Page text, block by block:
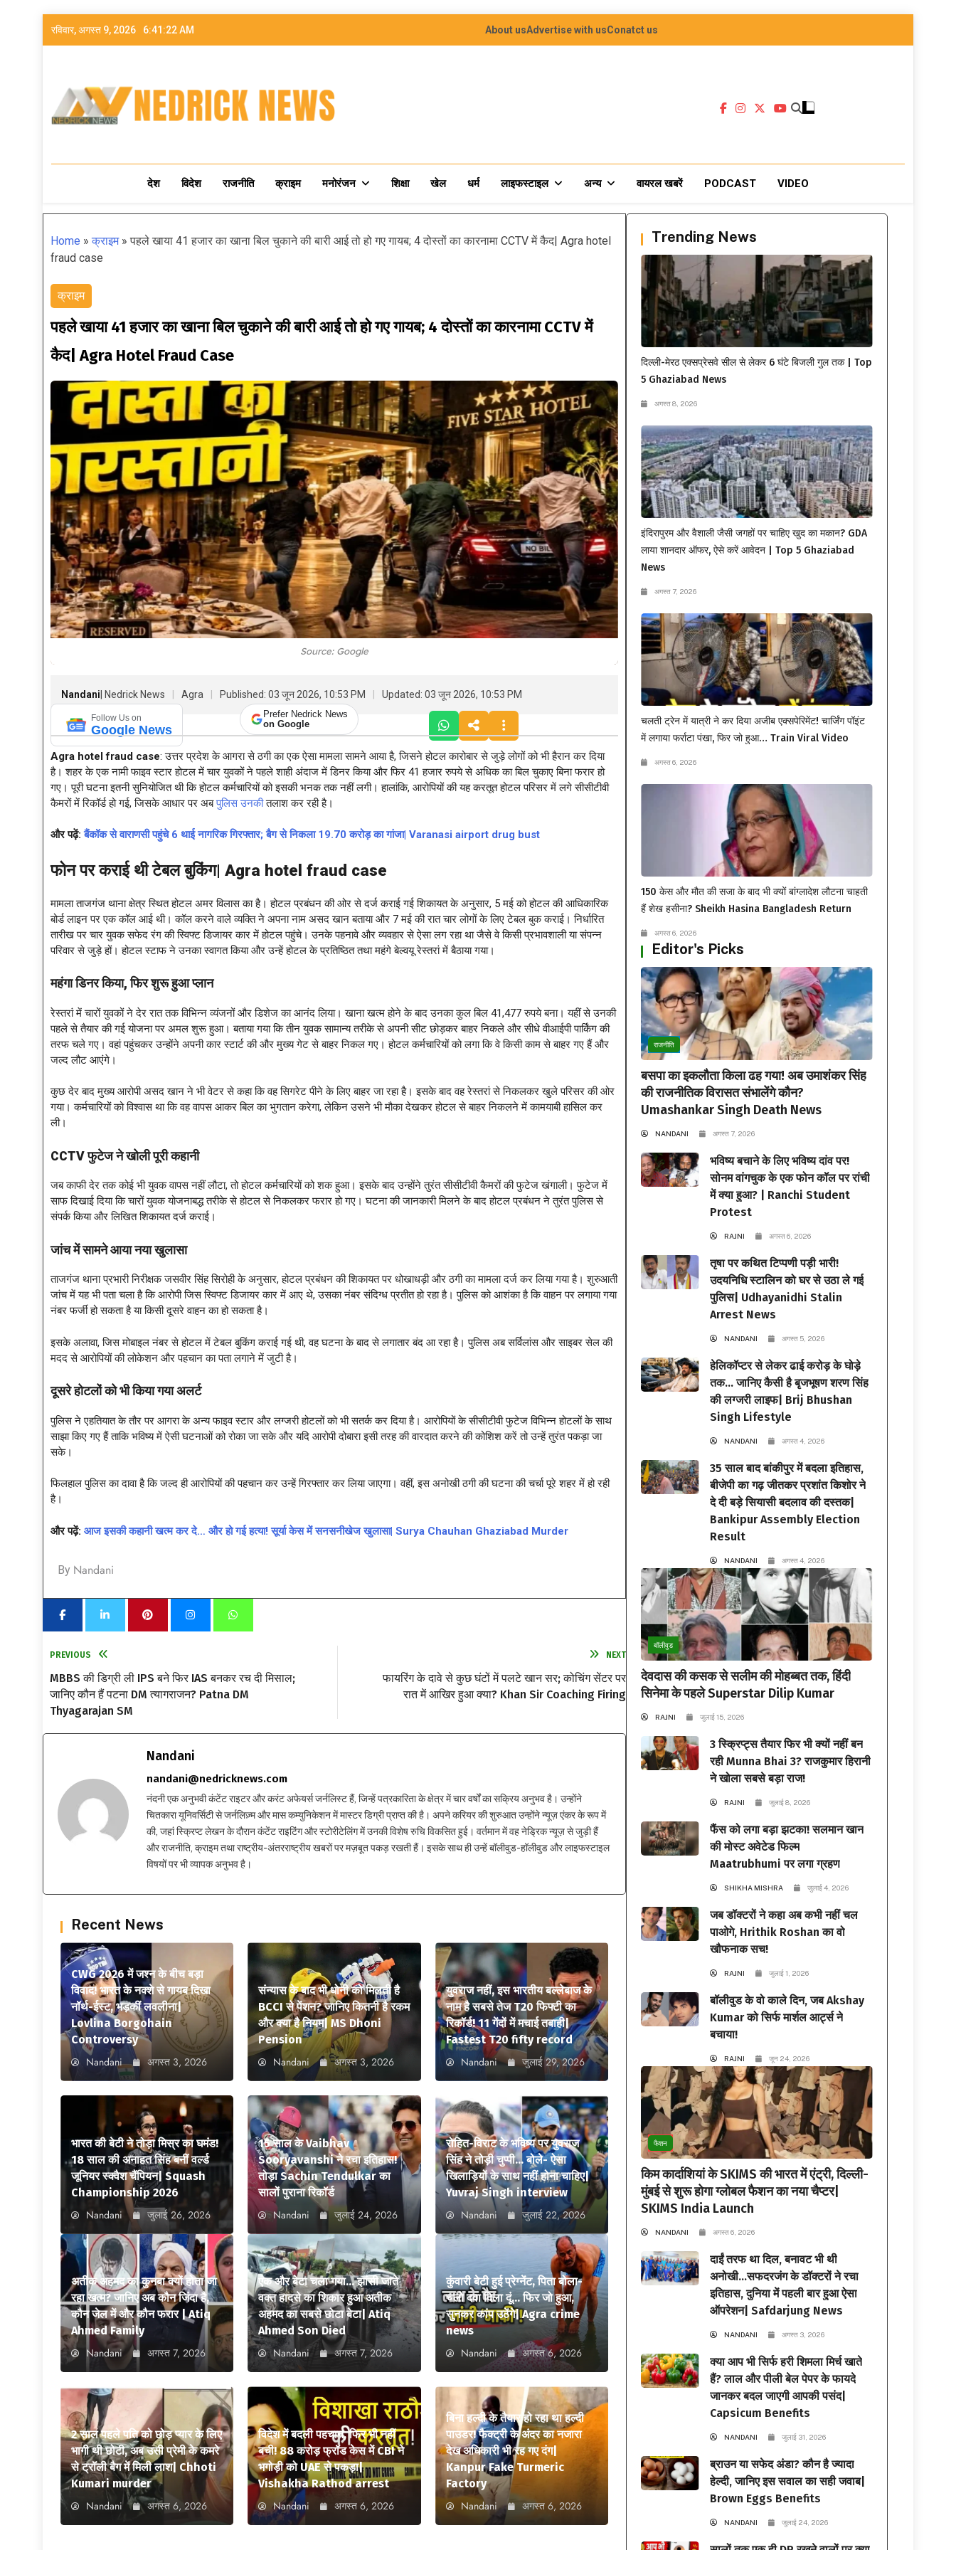
रविवार, अगस्त 9, 2026 6:41:23 AM About usAdvertise with usConatct us
NEDRICK NEWS
देश विदेश राजनीति क्राइम मनोरंजन शिक्षा खेल धर्म लाइफस्टाइल अन्य वायरल खबरें PODCAST VIDEO
Home »क्राइम»पहले खाया 41 हजार का खाना बिल चुकाने की बारी आई तो हो गए गायब; 4 दोस्तों का कारनामा CCTV में कैद| Agra hotel
fraud case
क्राइम
पहले खाया 41 हजार का खाना बिल चुकाने की बारी आई तो हो गए गायब; 4 दोस्तों का कारनामा CCTV में
कैद| Agra Hotel Fraud Case
Source: Google
Nandani | Nedrick News Agra Published: 03 जून 2026, 10:53 PM Updated: 03 जून 2026, 10:53 PM
Follow Us on
Google News
Prefer Nedrick News
on Google
Agra hotel fraud case: उत्तर प्रदेश के आगरा से ठगी का एक ऐसा मामला सामने आया है, जिसने होटल कारोबार से जुड़े लोगों को भी हैरान कर दिया
है। शहर के एक नामी फाइव स्टार होटल में चार युवकों ने पहले शाही अंदाज में डिनर किया और फिर 41 हजार रुपये से अधिक का बिल चुकाए बिना फरार हो
गए। पूरी घटना इतनी सुनियोजित थी कि होटल कर्मचारियों को इसकी भनक तक नहीं लगी। हालांकि, आरोपियों की यह करतूत होटल परिसर में लगे सीसीटीवी
कैमरों में रिकॉर्ड हो गई, जिसके आधार पर अबपुलिस उनकीतलाश कर रही है।
और पढ़ें:बैंकॉक से वाराणसी पहुंचे 6 थाई नागरिक गिरफ्तार; बैग से निकला 19.70 करोड़ का गांजा| Varanasi airport drug bust
फोन पर कराई थी टेबल बुकिंग| Agra hotel fraud case
मामला ताजगंज थाना क्षेत्र स्थित होटल अमर विलास का है। होटल प्रबंधन की ओर से दर्ज कराई गई शिकायत के अनुसार, 5 मई को होटल की आधिकारिक
बोर्ड लाइन पर एक कॉल आई थी। कॉल करने वाले व्यक्ति ने अपना नाम असद खान बताया और 7 मई की रात चार लोगों के लिए टेबल बुक कराई। निर्धारित
तारीख पर चार युवक सफेद रंग की स्विफ्ट डिजायर कार में होटल पहुंचे। उनके पहनावे और व्यवहार से ऐसा लग रहा था जैसे वे किसी प्रभावशाली या संपन्न
परिवार से जुड़े हों। होटल स्टाफ ने उनका स्वागत किया और उन्हें होटल के प्रतिष्ठित तथा महंगे बेल्वयू रेस्तरां में बैठाया गया।
महंगा डिनर किया, फिर शुरू हुआ प्लान
रेस्तरां में चारों युवकों ने देर रात तक विभिन्न व्यंजनों और डिशेज का आनंद लिया। खाना खत्म होने के बाद उनका कुल बिल 41,477 रुपये बना। यहीं से उनकी
पहले से तैयार की गई योजना पर अमल शुरू हुआ। बताया गया कि तीन युवक सामान्य तरीके से अपनी सीट छोड़कर बाहर निकले और सीधे वीआईपी पार्किंग की
तरफ चले गए। वहां पहुंचकर उन्होंने अपनी कार स्टार्ट की और मुख्य गेट से बाहर निकल गए। होटल कर्मचारियों को लगा कि वे किसी काम से बाहर गए हैं और
जल्द लौट आएंगे।
कुछ देर बाद मुख्य आरोपी असद खान ने भी वेटर से कहा कि वह सिगरेट पीने के लिए बाहर जा रहा है। इसके बाद वह रेस्तरां से निकलकर खुले परिसर की ओर
गया। कर्मचारियों को विश्वास था कि वह वापस आकर बिल का भुगतान करेगा, लेकिन उसने भी मौका देखकर होटल से बाहर निकलने में कामयाबी हासिल कर
ली।
CCTV फुटेज ने खोली पूरी कहानी
जब काफी देर तक कोई भी युवक वापस नहीं लौटा, तो होटल कर्मचारियों को शक हुआ। इसके बाद उन्होंने तुरंत सीसीटीवी कैमरों की फुटेज खंगाली। फुटेज में
साफ दिखाई दिया कि चारों युवक योजनाबद्ध तरीके से होटल से निकलकर फरार हो गए। घटना की जानकारी मिलने के बाद होटल प्रबंधन ने तुरंत पुलिस से
संपर्क किया और लिखित शिकायत दर्ज कराई।
जांच में सामने आया नया खुलासा
ताजगंज थाना प्रभारी निरीक्षक जसवीर सिंह सिरोही के अनुसार, होटल प्रबंधन की शिकायत पर धोखाधड़ी और ठगी का मामला दर्ज कर लिया गया है। शुरुआती
जांच में यह भी पता चला है कि आरोपी जिस स्विफ्ट डिजायर कार में आए थे, उसका नंबर संदिग्ध प्रतीत हो रहा है। पुलिस को आशंका है कि वाहन पर लगाया गया
नंबर फर्जी हो सकता है या किसी दूसरे वाहन का हो सकता है।
इसके अलावा, जिस मोबाइल नंबर से होटल में टेबल बुकिंग कराई गई थी, वह घटना के बाद से लगातार बंद आ रहा है। पुलिस अब सर्विलांस और साइबर सेल की
मदद से आरोपियों की लोकेशन और पहचान का पता लगाने में जुटी है।
दूसरे होटलों को भी किया गया अलर्ट
पुलिस ने एहतियात के तौर पर आगरा के अन्य फाइव स्टार और लग्जरी होटलों को भी सतर्क कर दिया है। आरोपियों के सीसीटीवी फुटेज विभिन्न होटलों के साथ
साझा किए गए हैं ताकि भविष्य में ऐसी घटनाओं को रोका जा सके और यदि आरोपी दोबारा इसी तरह की वारदात करने की कोशिश करें तो उन्हें तुरंत पकड़ा जा
सके।
फिलहाल पुलिस का दावा है कि जल्द ही आरोपियों की पहचान कर उन्हें गिरफ्तार कर लिया जाएगा। वहीं, इस अनोखी ठगी की घटना की चर्चा पूरे शहर में हो रही
है।
और पढ़ें: आज इसकी कहानी खत्म कर दे… और हो गई हत्या! सूर्या केस में सनसनीखेज खुलासा| Surya Chauhan Ghaziabad Murder
By Nandani
PREVIOUS
MBBS की डिग्री ली IPS बने फिर IAS बनकर रच दी मिसाल;
जानिए कौन हैं पटना DM त्यागराजन? Patna DM
Thyagarajan SM
NEXT
फायरिंग के दावे से कुछ घंटों में पलटे खान सर; कोचिंग सेंटर पर
रात में आखिर हुआ क्या? Khan Sir Coaching Firing
Nandani
nandani@nedricknews.com
नंदनी एक अनुभवी कंटेंट राइटर और करंट अफेयर्स जर्नलिस्ट हैं, जिन्हें पत्रकारिता के क्षेत्र में चार वर्षों का सक्रिय अनुभव है। उन्होंने
चितकारा यूनिवर्सिटी से जर्नलिज़्म और मास कम्युनिकेशन में मास्टर डिग्री प्राप्त की है। अपने करियर की शुरुआत उन्होंने न्यूज़ एंकर के रूप में
की, जहां स्क्रिप्ट लेखन के दौरान कंटेंट राइटिंग और स्टोरीटेलिंग में उनकी विशेष रुचि विकसित हुई। वर्तमान में वह नेड्रिक न्यूज़ से जुड़ी हैं
और राजनीति, क्राइम तथा राष्ट्रीय-अंतरराष्ट्रीय खबरों पर मज़बूत पकड़ रखती हैं। इसके साथ ही उन्हें बॉलीवुड-हॉलीवुड और लाइफस्टाइल
विषयों पर भी व्यापक अनुभव है।
Recent News
CWG 2026 में जश्न के बीच बड़ा
विवाद! भारत के नक्शे से गायब दिखा
नॉर्थ-ईस्ट, भड़कीं लवलीना|
Lovlina Borgohain
Controversy
Nandani अगस्त 3, 2026
संन्यास के बाद भी धोनी को मिलती है
BCCI से पेंशन? जानिए कितनी है रकम
और क्या है नियम| MS Dhoni
Pension
Nandani अगस्त 3, 2026
युवराज नहीं, इस भारतीय बल्लेबाज के
नाम है सबसे तेज T20 फिफ्टी का
रिकॉर्ड! 11 गेंदों में मचाई तबाही|
Fastest T20 fifty record
Nandani जुलाई 29, 2026
भारत की बेटी ने तोड़ा मिस्र का घमंड!
18 साल की अनाहत सिंह बनीं वर्ल्ड
जूनियर स्क्वैश चैंपियन| Squash
Championship 2026
Nandani जुलाई 26, 2026
15 साल के Vaibhav
Sooryavanshi ने रचा इतिहास!
तोड़ा Sachin Tendulkar का
सालों पुराना रिकॉर्ड
Nandani जुलाई 24, 2026
रोहित-विराट के भविष्य पर युवराज
सिंह ने तोड़ी चुप्पी… बोले- ऐसा
खिलाड़ियों के साथ नहीं होना चाहिए|
Yuvraj Singh interview
Nandani जुलाई 22, 2026
अतीक अहमद का कुनबा क्यों होता जा
रहा खत्म? जानिए अब कौन जिंदा है,
कौन जेल में और कौन फरार | Atiq
Ahmed Family
Nandani अगस्त 7, 2026
एक और बेटा चला गया… झांसी जाते
वक्त हादसे का शिकार हुआ अतीक
अहमद का सबसे छोटा बेटा| Atiq
Ahmed Son Died
Nandani अगस्त 7, 2026
कुंवारी बेटी हुई प्रेग्नेंट, पिता बोला-
चलो दवा दिला दूं… फिर जो हुआ,
सुनकर कांप उठेंगे| Agra crime
news
Nandani अगस्त 6, 2026
2 साल पहले पति को छोड़ प्यार के लिए
भागी थी छोटी, अब उसी प्रेमी के कमरे
से ट्रॉली बैग में मिली लाश| Chhoti
Kumari murder
Nandani अगस्त 6, 2026
विदेश में बदली पहचान, फिर भी नहीं
बची! 88 करोड़ फ्रॉड केस में CBI ने
भगोड़ी को UAE से पकड़ा|
Vishakha Rathod arrest
Nandani अगस्त 6, 2026
बिना हल्दी के तैयार हो रहा था हल्दी
पाउडर! फैक्ट्री के अंदर का नजारा
देख अधिकारी भी रह गए दंग|
Kanpur Fake Turmeric
Factory
Nandani अगस्त 6, 2026
Trending News
दिल्ली-मेरठ एक्सप्रेसवे सील से लेकर 6 घंटे बिजली गुल तक | Top
5 Ghaziabad News
अगस्त 8, 2026
इंदिरापुरम और वैशाली जैसी जगहों पर चाहिए खुद का मकान? GDA
लाया शानदार ऑफर, ऐसे करें आवेदन | Top 5 Ghaziabad
News
अगस्त 7, 2026
चलती ट्रेन में यात्री ने कर दिया अजीब एक्सपेरिमेंट! चार्जिंग पॉइंट
में लगाया फर्राटा पंखा, फिर जो हुआ… Train Viral Video
अगस्त 6, 2026
150 केस और मौत की सजा के बाद भी क्यों बांग्लादेश लौटना चाहती
हैं शेख हसीना? Sheikh Hasina Bangladesh Return
अगस्त 6, 2026
Editor's Picks
राजनीति
बसपा का इकलौता किला ढह गया! अब उमाशंकर सिंह
की राजनीतिक विरासत संभालेंगे कौन?
Umashankar Singh Death News
NANDANI अगस्त 7, 2026
भविष्य बचाने के लिए भविष्य दांव पर!
सोनम वांगचुक के एक फोन कॉल पर रांची
में क्या हुआ? | Ranchi Student
Protest
RAJNI अगस्त 6, 2026
तृषा पर कथित टिप्पणी पड़ी भारी!
उदयनिधि स्टालिन को घर से उठा ले गई
पुलिस| Udhayanidhi Stalin
Arrest News
NANDANI अगस्त 5, 2026
हेलिकॉप्टर से लेकर ढाई करोड़ के घोड़े
तक… जानिए कैसी है बृजभूषण शरण सिंह
की लग्जरी लाइफ| Brij Bhushan
Singh Lifestyle
NANDANI अगस्त 4, 2026
35 साल बाद बांकीपुर में बदला इतिहास,
बीजेपी का गढ़ जीतकर प्रशांत किशोर ने
दे दी बड़े सियासी बदलाव की दस्तक|
Bankipur Assembly Election
Result
NANDANI अगस्त 4, 2026
बॉलीवुड
देवदास की कसक से सलीम की मोहब्बत तक, हिंदी
सिनेमा के पहले Superstar Dilip Kumar
RAJNI जुलाई 15, 2026
3 स्क्रिप्ट्स तैयार फिर भी क्यों नहीं बन
रही Munna Bhai 3? राजकुमार हिरानी
ने खोला सबसे बड़ा राज!
RAJNI जुलाई 8, 2026
फैंस को लगा बड़ा झटका! सलमान खान
की मोस्ट अवेटेड फिल्म
Maatrubhumi पर लगा ग्रहण
SHIKHA MISHRA जुलाई 4, 2026
जब डॉक्टरों ने कहा अब कभी नहीं चल
पाओगे, Hrithik Roshan का वो
खौफनाक सच!
RAJNI जुलाई 1, 2026
बॉलीवुड के वो काले दिन, जब Akshay
Kumar को सिर्फ मार्शल आर्ट्स ने
बचाया!
RAJNI जून 24, 2026
फैशन
किम कार्दाशियां के SKIMS की भारत में एंट्री, दिल्ली-
मुंबई से शुरू होगा ग्लोबल फैशन का नया चैप्टर|
SKIMS India Launch
NANDANI अगस्त 6, 2026
दाईं तरफ था दिल, बनावट भी थी
अनोखी…सफदरजंग के डॉक्टरों ने रचा
इतिहास, दुनिया में पहली बार हुआ ऐसा
ऑपरेशन| Safdarjung News
NANDANI अगस्त 3, 2026
क्या आप भी सिर्फ हरी शिमला मिर्च खाते
हैं? लाल और पीली बेल पेपर के फायदे
जानकर बदल जाएगी आपकी पसंद|
Capsicum Benefits
NANDANI जुलाई 31, 2026
ब्राउन या सफेद अंडा? कौन है ज्यादा
हेल्दी, जानिए इस सवाल का सही जवाब|
Brown Eggs Benefits
NANDANI जुलाई 24, 2026